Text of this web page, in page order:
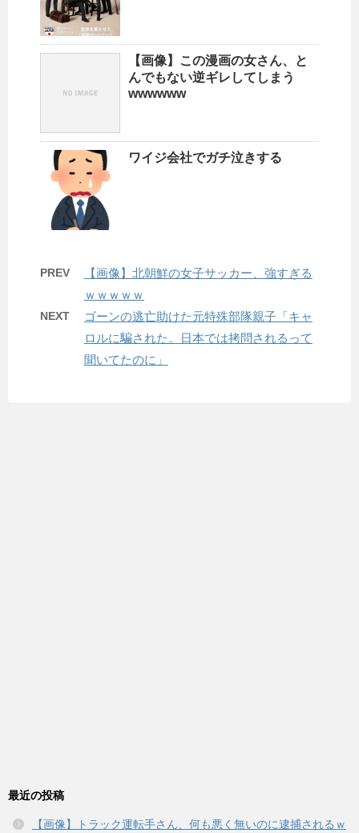
【画像】この漫画の女さん、と
んでもない逆ギレしてしまう
wwwwww
ワイジ会社でガチ泣きする
PREV
【画像】北朝鮮の女子サッカー、強すぎる
ｗｗｗｗｗ
NEXT
ゴーンの逃亡助けた元特殊部隊親子「キャ
ロルに騙された。日本では拷問されるって
聞いてたのに」
最近の投稿
【画像】トラック運転手さん、何も悪く無いのに逮捕されるｗ